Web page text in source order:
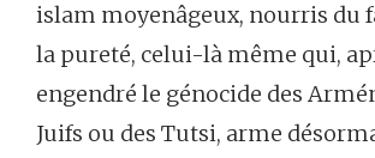
islam moyenâgeux, nourris du
la pureté, celui-là même qui,
engendré le génocide des
Juifs ou des Tutsi, arme